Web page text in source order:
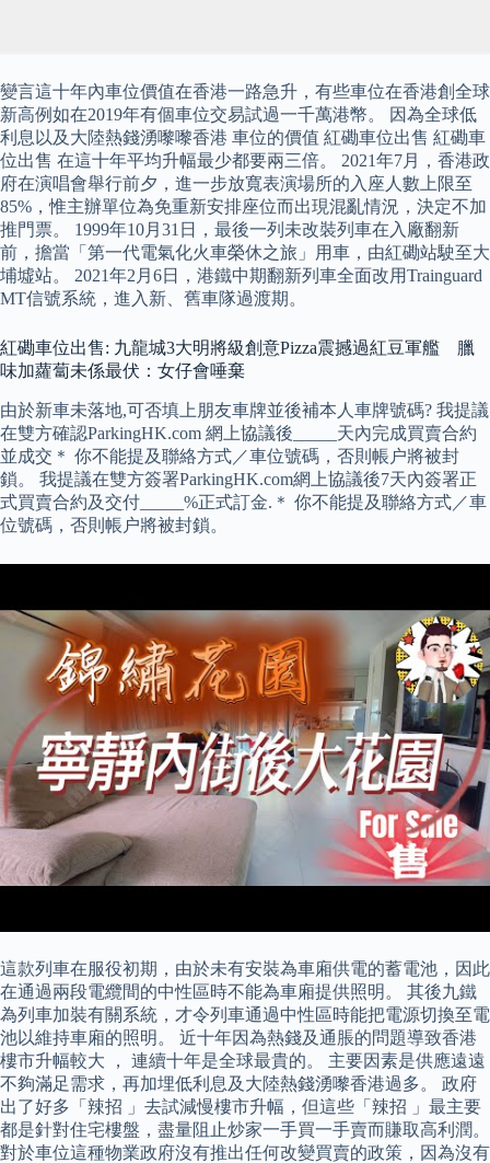
變言這十年內車位價值在香港一路急升，有些車位在香港創全球
新高例如在2019年有個車位交易試過一千萬港幣。 因為全球低
利息以及大陸熱錢湧嚟嚟香港 車位的價值 紅磡車位出售 紅磡車
位出售 在這十年平均升幅最少都要兩三倍。 2021年7月，香港政
府在演唱會舉行前夕，進一步放寬表演場所的入座人數上限至
85%，惟主辦單位為免重新安排座位而出現混亂情況，決定不加
推門票。 1999年10月31日，最後一列未改裝列車在入廠翻新
前，擔當「第一代電氣化火車榮休之旅」用車，由紅磡站駛至大
埔墟站。 2021年2月6日，港鐵中期翻新列車全面改用Trainguard
MT信號系統，進入新、舊車隊過渡期。
紅磡車位出售: 九龍城3大明將級創意Pizza震撼過紅豆軍艦 臘
味加蘿蔔未係最伏：女仔會唾棄
由於新車未落地,可否填上朋友車牌並後補本人車牌號碼? 我提議
在雙方確認ParkingHK.com 網上協議後_____天內完成買賣合約
並成交＊ 你不能提及聯絡方式／‎車位號碼，否則帳户將被封
鎖。 我提議在雙方簽署ParkingHK.com網上協議後7天內簽署正
式買賣合約及交付_____%正式訂金.＊ 你不能提及聯絡方式／‎車
位號碼，否則帳户將被封鎖。
這款列車在服役初期，由於未有安裝為車廂供電的蓄電池，因此
在通過兩段電纜間的中性區時不能為車廂提供照明。 其後九鐵
為列車加裝有關系統，才令列車通過中性區時能把電源切換至電
池以維持車廂的照明。 近十年因為熱錢及通脹的問題導致香港
樓市升幅較大 ， 連續十年是全球最貴的。 主要因素是供應遠遠
不夠滿足需求，再加埋低利息及大陸熱錢湧嚟香港過多。 政府
出了好多「辣招 」去試減慢樓市升幅，但這些「辣招 」最主要
都是針對住宅樓盤，盡量阻止炒家一手買一手賣而賺取高利潤。
對於車位這種物業政府沒有推出任何改變買賣的政策，因為沒有